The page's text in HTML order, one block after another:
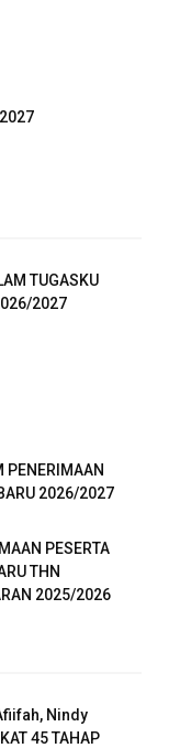
TUGASKU
2027
PENERIMAAN
2026/2027
PESERTA
THN
2025/2026
Nindy
45 TAHAP